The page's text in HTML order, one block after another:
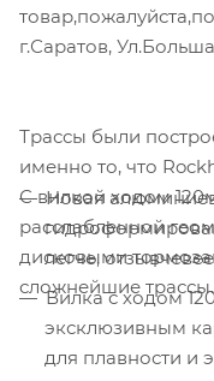
г.Саратов,
Трассы были
именно то, что
С вилкой ходом
расслабленной
дисковыми
сложнейшие трассы.
Новая
легче,
Вилка с ходом
эксклюзивным
для плавности и